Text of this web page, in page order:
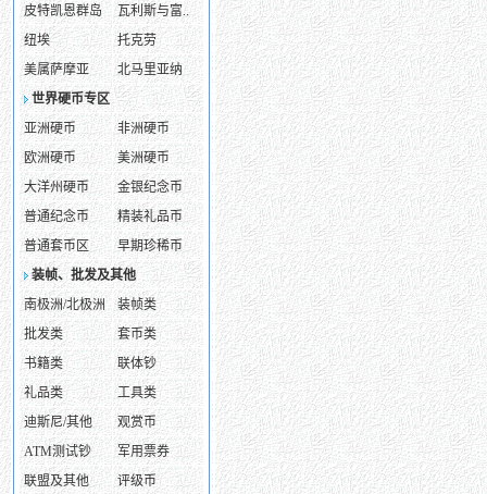
皮特凯恩群岛
瓦利斯与富..
纽埃
托克劳
美属萨摩亚
北马里亚纳
世界硬币专区
亚洲硬币
非洲硬币
欧洲硬币
美洲硬币
大洋州硬币
金银纪念币
普通纪念币
精装礼品币
普通套币区
早期珍稀币
装帧、批发及其他
南极洲/北极洲
装帧类
批发类
套币类
书籍类
联体钞
礼品类
工具类
迪斯尼/其他
观赏币
ATM测试钞
军用票券
联盟及其他
评级币